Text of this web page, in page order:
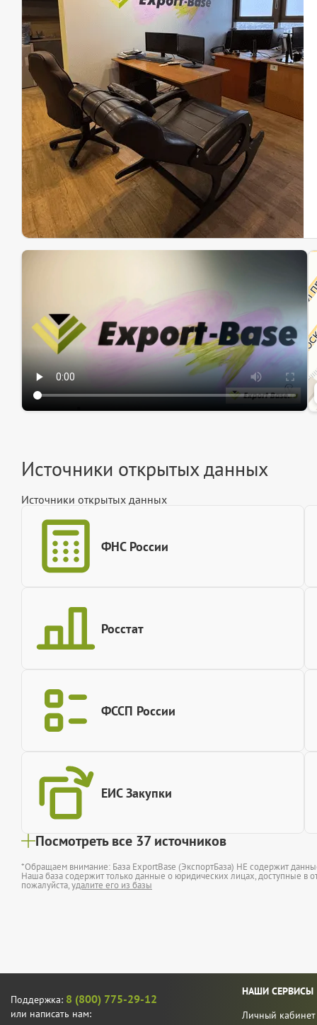
Источники открытых данных
Источники открытых данных
ФНС России
Росстат
ФССП России
ЕИС Закупки
Посмотреть все 37 источников
*Обращаем внимание: База ExportBase (ЭкспортБаза) НЕ содержит
Наша база содержит только данные о юридических лицах, доступные в
пожалуйста,удалите его из базы
Поддержка: 8 (800) 775-29-12
или написать нам:
НАШИ СЕРВИСЫ
Личный кабинет